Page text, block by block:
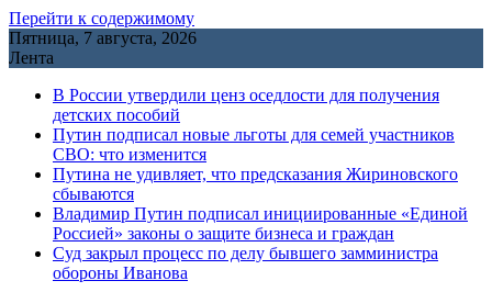
Перейти к содержимому
Пятница, 7 августа, 2026
Лента
В России утвердили ценз оседлости для получения
детских пособий
Путин подписал новые льготы для семей участников
СВО: что изменится
Путина не удивляет, что предсказания Жириновского
сбываются
Владимир Путин подписал инициированные «Единой
Россией» законы о защите бизнеса и граждан
Cуд закрыл процесс по делу бывшего замминистра
обороны Иванова